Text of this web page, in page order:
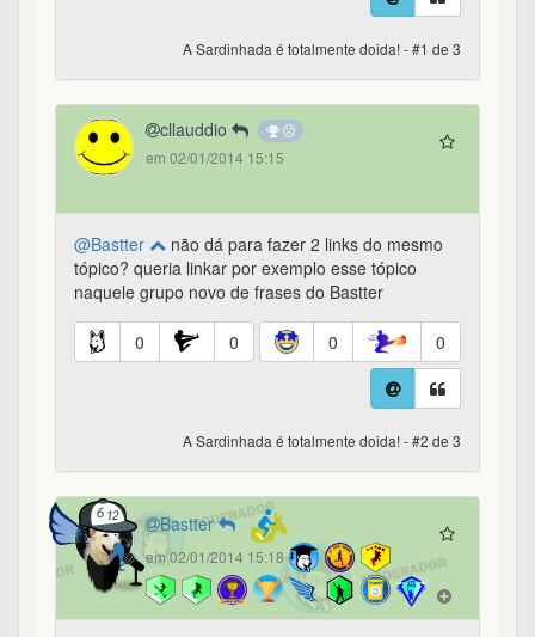
A Sardinhada é totalmente doida! - #1 de 3
cllauddio
em 02/01/2014 15:15
@Bastter
não dá para fazer 2 links do mesmo
tópico? queria linkar por exemplo esse tópico
naquele grupo novo de frases do Bastter
0 0 0 0
A Sardinhada é totalmente doida! - #2 de 3
Bastter
em 02/01/2014 15:18